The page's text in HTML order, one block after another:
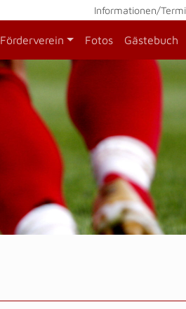
Informationen/
Förderverein Fotos Gästebuch